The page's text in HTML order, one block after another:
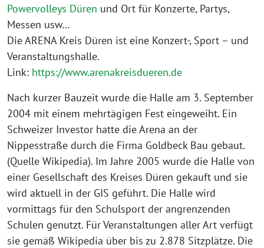
Powervolleys Düren und Ort für Konzerte, Partys,
Messen usw…
Die ARENA Kreis Düren ist eine Konzert-, Sport – und
Veranstaltungshalle.
Link: https://www.arenakreisdueren.de
Nach kurzer Bauzeit wurde die Halle am 3. September
2004 mit einem mehrtägigen Fest eingeweiht. Ein
Schweizer Investor hatte die Arena an der
Nippesstraße durch die Firma Goldbeck Bau gebaut.
(Quelle Wikipedia). Im Jahre 2005 wurde die Halle von
einer Gesellschaft des Kreises Düren gekauft und sie
wird aktuell in der GIS geführt. Die Halle wird
vormittags für den Schulsport der angrenzenden
Schulen genutzt. Für Veranstaltungen aller Art verfügt
sie gemäß Wikipedia über bis zu 2.878 Sitzplätze. Die